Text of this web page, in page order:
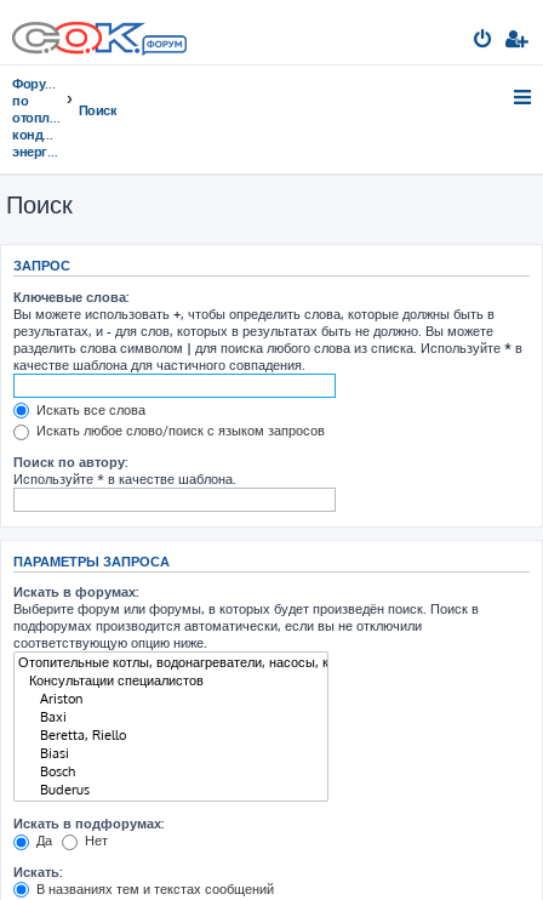
Форумы
по
отоплению,
кондиционированию,
энергосбережению
Поиск
Поиск
ЗАПРОС
Ключевые слова:
Вы можете использовать +, чтобы определить слова, которые должны быть в
результатах, и - для слов, которых в результатах быть не должно. Вы можете
разделить слова символом | для поиска любого слова из списка. Используйте * в
качестве шаблона для частичного совпадения.
Искать все слова
Искать любое слово/поиск с языком запросов
Поиск по автору:
Используйте * в качестве шаблона.
ПАРАМЕТРЫ ЗАПРОСА
Искать в форумах:
Выберите форум или форумы, в которых будет произведён поиск. Поиск в
подфорумах производится автоматически, если вы не отключили
соответствующую опцию ниже.
Искать в подфорумах:
Да
Нет
Искать:
В названиях тем и текстах сообщений